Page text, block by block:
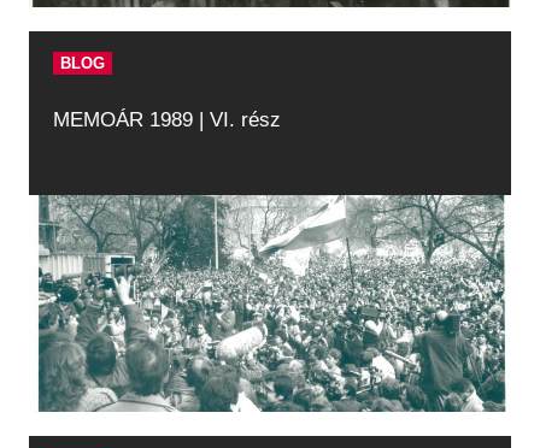
BLOG
MEMOÁR 1989 | VI. rész